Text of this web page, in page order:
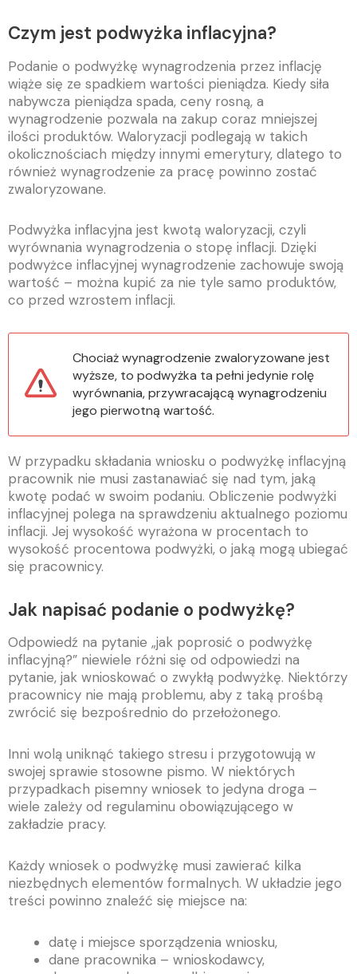
Czym jest podwyżka inflacyjna?
Podanie o podwyżkę wynagrodzenia przez inflację
wiąże się ze spadkiem wartości pieniądza. Kiedy siła
nabywcza pieniądza spada, ceny rosną, a
wynagrodzenie pozwala na zakup coraz mniejszej
ilości produktów. Waloryzacji podlegają w takich
okolicznościach między innymi emerytury, dlatego to
również wynagrodzenie za pracę powinno zostać
zwaloryzowane.
Podwyżka inflacyjna jest kwotą waloryzacji, czyli
wyrównania wynagrodzenia o stopę inflacji. Dzięki
podwyżce inflacyjnej wynagrodzenie zachowuje swoją
wartość – można kupić za nie tyle samo produktów,
co przed wzrostem inflacji.
Chociaż wynagrodzenie zwaloryzowane jest
wyższe, to podwyżka ta pełni jedynie rolę
wyrównania, przywracającą wynagrodzeniu
jego pierwotną wartość.
W przypadku składania wniosku o podwyżkę inflacyjną
pracownik nie musi zastanawiać się nad tym, jaką
kwotę podać w swoim podaniu. Obliczenie podwyżki
inflacyjnej polega na sprawdzeniu aktualnego poziomu
inflacji. Jej wysokość wyrażona w procentach to
wysokość procentowa podwyżki, o jaką mogą ubiegać
się pracownicy.
Jak napisać podanie o podwyżkę?
Odpowiedź na pytanie „jak poprosić o podwyżkę
inflacyjną?” niewiele różni się od odpowiedzi na
pytanie, jak wnioskować o zwykłą podwyżkę. Niektórzy
pracownicy nie mają problemu, aby z taką prośbą
zwrócić się bezpośrednio do przełożonego.
Inni wolą uniknąć takiego stresu i przygotowują w
swojej sprawie stosowne pismo. W niektórych
przypadkach pisemny wniosek to jedyna droga –
wiele zależy od regulaminu obowiązującego w
zakładzie pracy.
Każdy wniosek o podwyżkę musi zawierać kilka
niezbędnych elementów formalnych. W układzie jego
treści powinno znaleźć się miejsce na:
datę i miejsce sporządzenia wniosku,
dane pracownika – wnioskodawcy,